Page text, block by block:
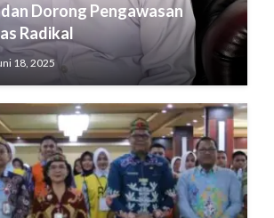
Dorong Pengawasan
Radikal
18, 2025